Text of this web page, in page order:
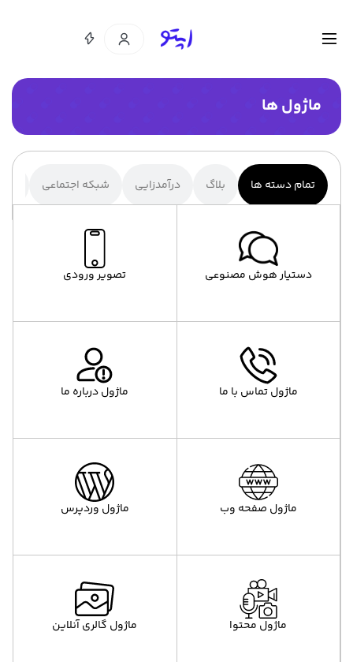
ماژول ها
بلاگ درآمد‌زایی شبکه اجتماعی تمام دسته ها
دستیار هوش مصنوعی تصویر ورودی
ماژول تماس با ما ماژول درباره ما
ماژول صفحه وب ماژول وردپرس
ماژول محتوا ماژول گالری آنلاین